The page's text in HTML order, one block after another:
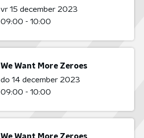
vr 15 december 2023
09:00 - 10:00
We Want More Zeroes
do 14 december 2023
09:00 - 10:00
We Want More Zeroes